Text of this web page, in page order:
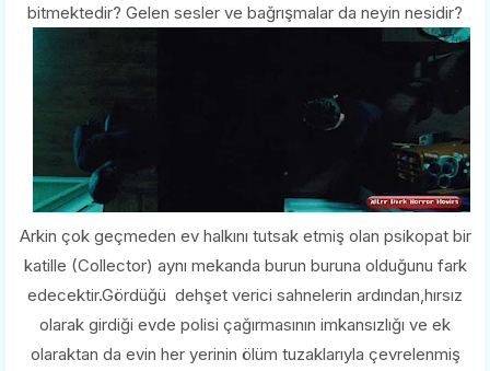
bitmektedir? Gelen sesler ve bağrışmalar da neyin nesidir?
Arkin çok geçmeden ev halkını tutsak etmiş olan psikopat bir
katille (Collector) aynı mekanda burun buruna olduğunu fark
edecektir.Gördüğü dehşet verici sahnelerin ardından,hırsız
olarak girdiği evde polisi çağırmasının imkansızlığı ve ek
olaraktan da evin her yerinin ölüm tuzaklarıyla çevrelenmiş